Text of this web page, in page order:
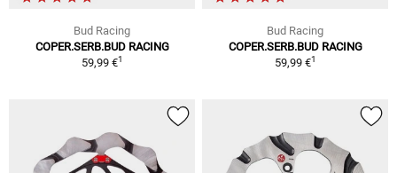
Bud Racing
COPER.SERB.BUD RACING
59,99 €1
Bud Racing
COPER.SERB.BUD RACING
59,99 €1